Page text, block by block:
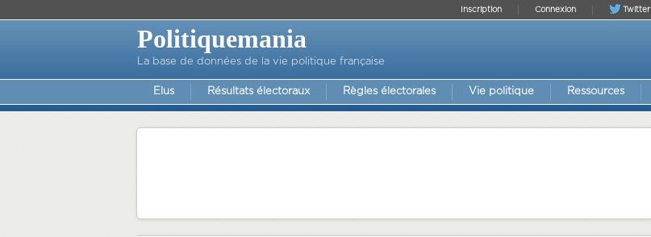
Twitter
Connexion
Inscription
Politiquemania
La base de données de la vie politique française
Elus Résultats électoraux Règles électorales Vie politique Ressources